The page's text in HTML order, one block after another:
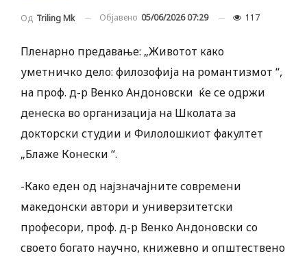
Од Triling Mk Објавено 05/06/2026 07:29 117
Пленарно предавање: „Животот како
уметничко дело: филозофија на романтизмот “,
на проф. д-р Венко Андоновски ќе се одржи
денеска во организација на Школата за
докторски студии и Филолошкиот факултет
„Блаже Конески “.
-Како еден од најзначајните современи
македонски автори и универзитетски
професори, проф. д-р Венко Андоновски со
своето богато научно, книжевно и општествено